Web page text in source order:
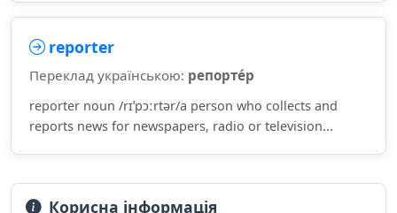
reporter
Переклад українською: репорте́р
reporter noun /rɪˈpɔːrtər/a person who collects and
reports news for newspapers, radio or television...
Корисна інформація